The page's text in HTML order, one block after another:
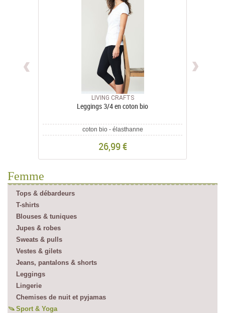
LIVING CRAFTS
Leggings 3/4 en coton bio
coton bio - élasthanne
26,99 €
Femme
Tops & débardeurs
T-shirts
Blouses & tuniques
Jupes & robes
Sweats & pulls
Vestes & gilets
Jeans, pantalons & shorts
Leggings
Lingerie
Chemises de nuit et pyjamas
Sport & Yoga